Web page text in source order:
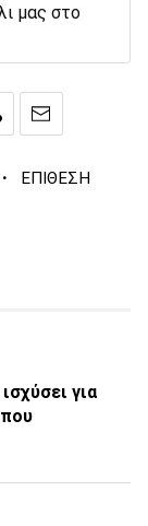
μας στο
· ΕΠΙΘΕΣΗ
για